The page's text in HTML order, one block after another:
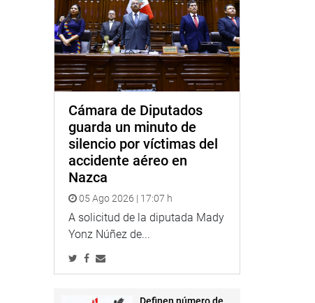
Cámara de Diputados
guarda un minuto de
silencio por víctimas del
accidente aéreo en
Nazca
05 Ago 2026 | 17:07 h
A solicitud de la diputada Mady
Yonz Núñez de...